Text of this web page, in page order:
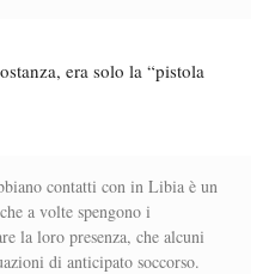
era solo la “pistola
contatti con in Libia è un
a volte spengono i
la loro presenza, che alcuni
di anticipato soccorso.